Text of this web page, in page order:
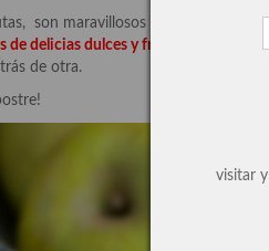
son maravillosos y no me cansan
de delicias dulces y frutales
Seguro
de otra.
visitar